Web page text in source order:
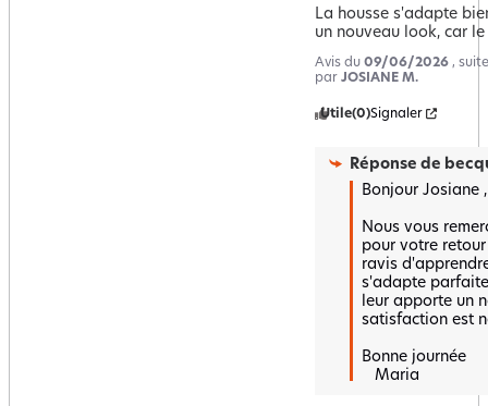
La housse s'adapte
un nouveau look, car
Avis du 09/06/2026 ,
par JOSIANE M.
Utile(0)Signaler
Réponse de
Bonjour Josiane ,
Nous vous
pour votre
ravis
s'adapte
leur apporte un
satisfaction est
Bonne journée
   Maria